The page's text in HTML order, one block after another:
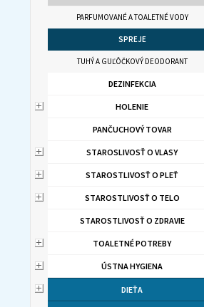
PARFUMOVANÉ A TOALETNÉ VODY
SPREJE
TUHÝ A GUĽÔČKOVÝ DEODORANT
DEZINFEKCIA
HOLENIE
PANČUCHOVÝ TOVAR
STAROSLIVOSŤ O VLASY
STAROSTLIVOSŤ O PLEŤ
STAROSTLIVOSŤ O TELO
STAROSTLIVOSŤ O ZDRAVIE
TOALETNÉ POTREBY
ÚSTNA HYGIENA
DIEŤA